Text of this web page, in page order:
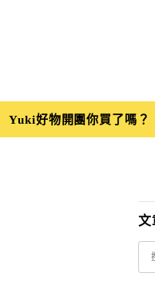
Yuki好物開團你買了嗎？
文